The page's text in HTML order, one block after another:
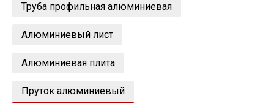
Лист
Балка
Труба профильная алюминиевая
Алюминиевый лист
Алюминиевая плита
Пруток алюминиевый